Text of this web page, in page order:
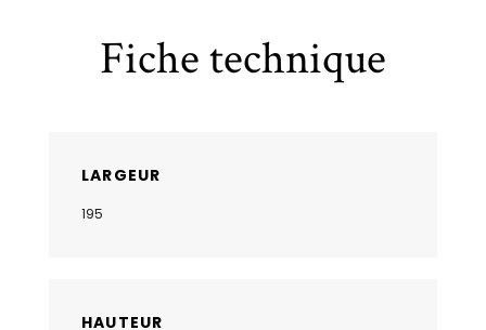
Fiche technique
LARGEUR
195
HAUTEUR